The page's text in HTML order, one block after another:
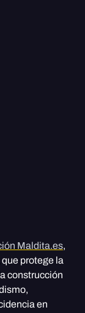
Maldita.es,
protege la
construcción
en